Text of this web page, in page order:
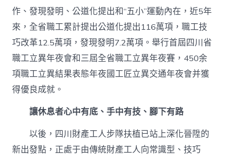
作、發現發明、公道化提出和“五小”運動內在，近5年
來，全省職工累計提出公道化提出116萬項，職工技
巧改革12.5萬項，發現發明7.2萬項。舉行首屆四川省
職工立異年夜會和三屆全省職工立異年夜賽，450余
項職工立異結果表態年夜國工匠立異交通年夜會并獲
得優良成就。
讓休息者心中有底、手中有技、腳下有路
以後，四川財產工人步隊扶植已站上深化晉陞的
新出發點，正處于由傳統財產工人向常識型、技巧